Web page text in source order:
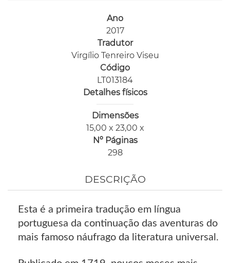
Ano
2017
Tradutor
Virgílio Tenreiro Viseu
Código
LT013184
Detalhes físicos
Dimensões
15,00 x 23,00 x
Nº Páginas
298
DESCRIÇÃO
Esta é a primeira tradução em língua
portuguesa da continuação das aventuras do
mais famoso náufrago da literatura universal.